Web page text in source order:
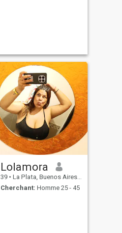
Lolamora
39 • La Plata, Buenos Aires, Argentine
Cherchant: Homme 25 - 45